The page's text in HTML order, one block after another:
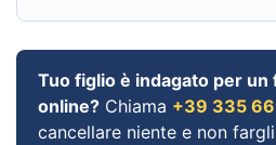
Tuo figlio è indagato per
online? Chiama +39 335
cancellare niente e non